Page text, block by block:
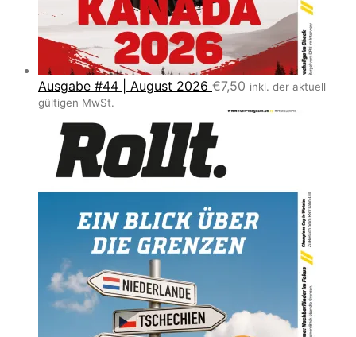
Ausgabe #44 | August 2026 €7,50 inkl. der aktuell
gültigen MwSt.